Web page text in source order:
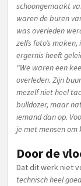
schoongemaakt
waren de buren
was overleden
zelfs foto’s
ergernis heeft
“We waren een
overleden. Zijn
mezelf niet heel
bulldozer, maar
iemand dan op.
je met mensen om
Door de
Dat dit werk niet
technisch heel